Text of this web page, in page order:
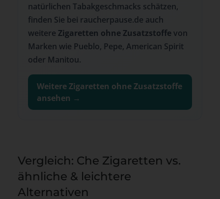
natürlichen Tabakgeschmacks schätzen,
finden Sie bei raucherpause.de auch
weitere Zigaretten ohne Zusatzstoffevon
Marken wie Pueblo, Pepe, American Spirit
oder Manitou.
Weitere Zigaretten ohne Zusatzstoffe
ansehen →
Vergleich: Che Zigaretten vs.
ähnliche & leichtere
Alternativen